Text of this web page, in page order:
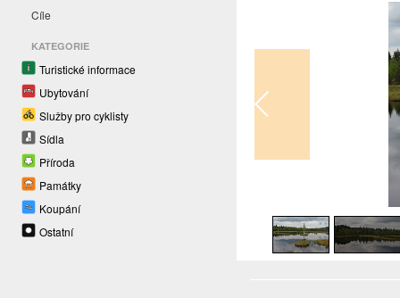
Cíle
KATEGORIE
Turistické informace
Ubytování
Služby pro cyklisty
Sídla
Příroda
Památky
Koupání
Ostatní